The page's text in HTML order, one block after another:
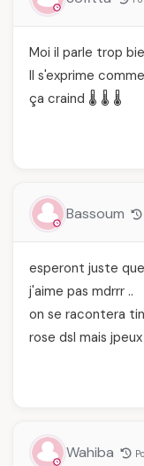
Moi il parle trop
Il s'exprime
ça craind 🌡️ 🌡️ 🌡️
Bassoum
esperont juste
j'aime pas mdrrr ..
on se racontera
rose dsl mais
Wahiba